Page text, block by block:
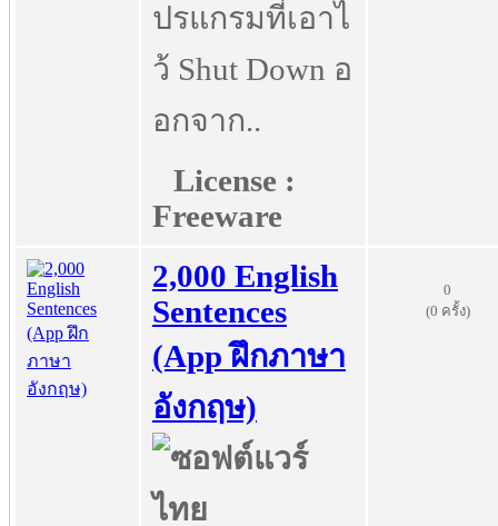
ปรแกรมที่เอาไ
ว้ Shut Down อ
อกจาก..
License :
Freeware
2,000 English
Sentences
(App ฝึกภาษา
อังกฤษ)
0
(0 ครั้ง)